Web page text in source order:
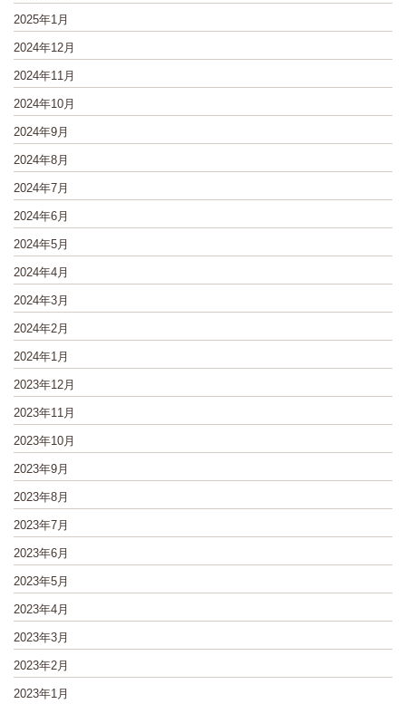
2025年1月
2024年12月
2024年11月
2024年10月
2024年9月
2024年8月
2024年7月
2024年6月
2024年5月
2024年4月
2024年3月
2024年2月
2024年1月
2023年12月
2023年11月
2023年10月
2023年9月
2023年8月
2023年7月
2023年6月
2023年5月
2023年4月
2023年3月
2023年2月
2023年1月